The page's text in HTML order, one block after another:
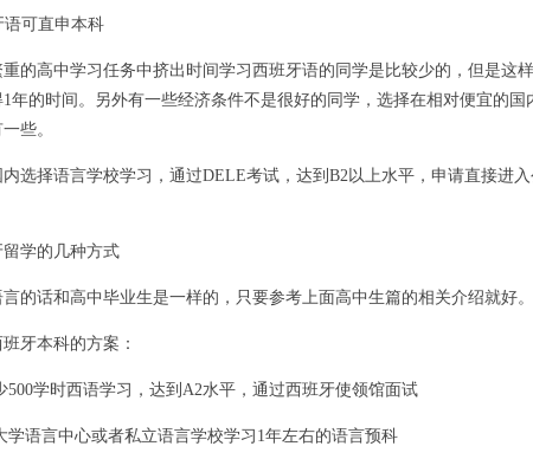
可直申本科
高中学习任务中挤出时间学习西班牙语的同学是比较少的，但是这
年的时间。另外有一些经济条件不是很好的同学，选择在相对便宜的国
些。
择语言学校学习，通过DELE考试，达到B2以上水平，申请直接进入
学的几种方式
话和高中毕业生是一样的，只要参考上面高中生篇的相关介绍就好。
牙本科的方案：
学时西语学习，达到A2水平，通过西班牙使领馆面试
言中心或者私立语言学校学习1年左右的语言预科